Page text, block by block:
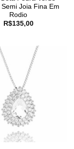
Joia Fina Em
Rodio
R$135,00